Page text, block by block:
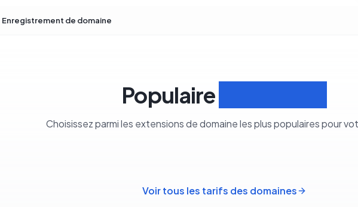
Enregistrement de domaine
Populaire
Choisissez parmi les extensions de domaine les plus populaires pour
Voir tous les tarifs des domaines